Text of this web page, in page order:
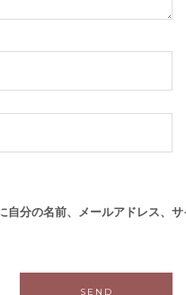
自分の名前、メールアドレス、サ